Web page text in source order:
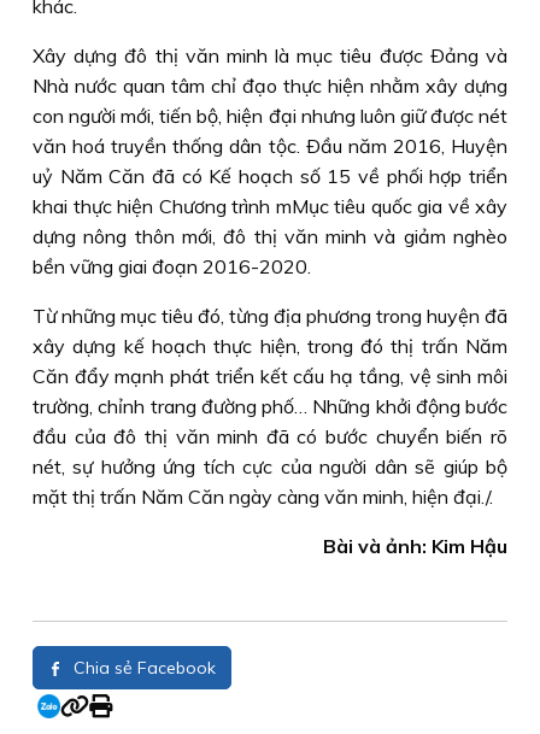
khác.
Xây dựng đô thị văn minh là mục tiêu được Ðảng và
Nhà nước quan tâm chỉ đạo thực hiện nhằm xây dựng
con người mới, tiến bộ, hiện đại nhưng luôn giữ được nét
văn hoá truyền thống dân tộc. Ðầu năm 2016, Huyện
uỷ Năm Căn đã có Kế hoạch số 15 về phối hợp triển
khai thực hiện Chương trình mMục tiêu quốc gia về xây
dựng nông thôn mới, đô thị văn minh và giảm nghèo
bền vững giai đoạn 2016-2020.
Từ những mục tiêu đó, từng địa phương trong huyện đã
xây dựng kế hoạch thực hiện, trong đó thị trấn Năm
Căn đẩy mạnh phát triển kết cấu hạ tầng, vệ sinh môi
trường, chỉnh trang đường phố… Những khởi động bước
đầu của đô thị văn minh đã có bước chuyển biến rõ
nét, sự hưởng ứng tích cực của người dân sẽ giúp bộ
mặt thị trấn Năm Căn ngày càng văn minh, hiện đại./.
Bài và ảnh: Kim Hậu
Chia sẻ Facebook